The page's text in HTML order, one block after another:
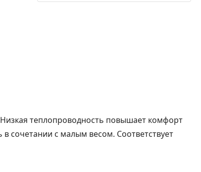
Низкая теплопроводность повышает комфорт
сочетании с малым весом. Соответствует